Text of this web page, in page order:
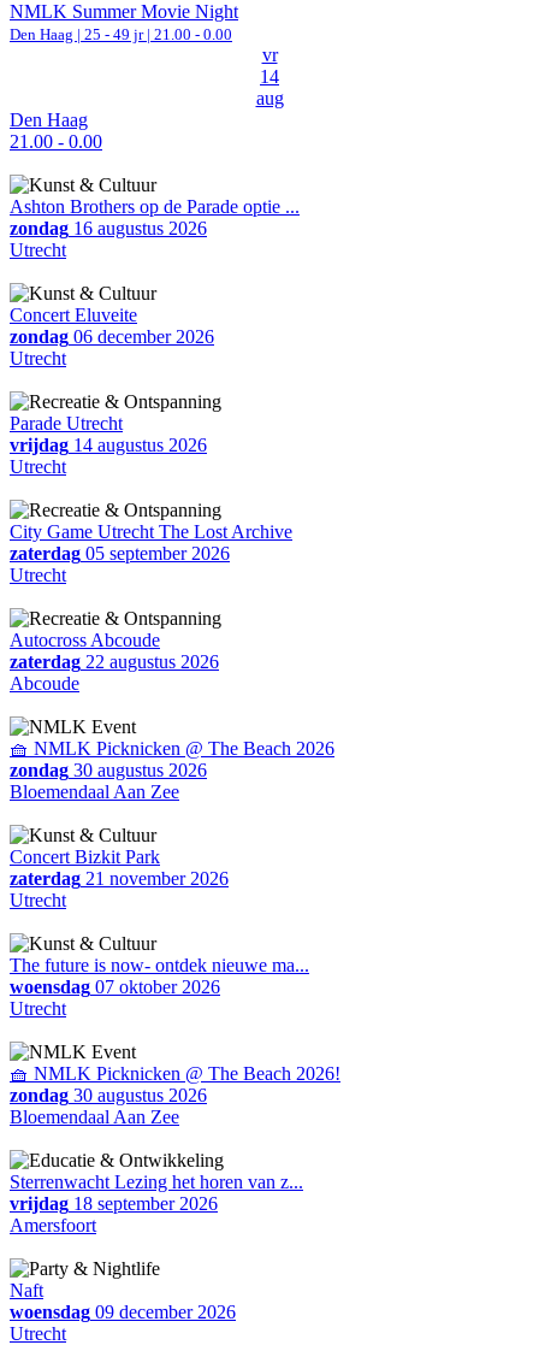
NMLK Summer Movie Night
Den Haag | 25 - 49 jr | 21.00 - 0.00
vr
14
aug
Den Haag
21.00 - 0.00
Ashton Brothers op de Parade optie ...
zondag 16 augustus 2026
Utrecht
Concert Eluveite
zondag 06 december 2026
Utrecht
Parade Utrecht
vrijdag 14 augustus 2026
Utrecht
City Game Utrecht The Lost Archive
zaterdag 05 september 2026
Utrecht
Autocross Abcoude
zaterdag 22 augustus 2026
Abcoude
🧺 NMLK Picknicken @ The Beach 2026
zondag 30 augustus 2026
Bloemendaal Aan Zee
Concert Bizkit Park
zaterdag 21 november 2026
Utrecht
The future is now- ontdek nieuwe ma...
woensdag 07 oktober 2026
Utrecht
🧺 NMLK Picknicken @ The Beach 2026!
zondag 30 augustus 2026
Bloemendaal Aan Zee
Sterrenwacht Lezing het horen van z...
vrijdag 18 september 2026
Amersfoort
Naft
woensdag 09 december 2026
Utrecht